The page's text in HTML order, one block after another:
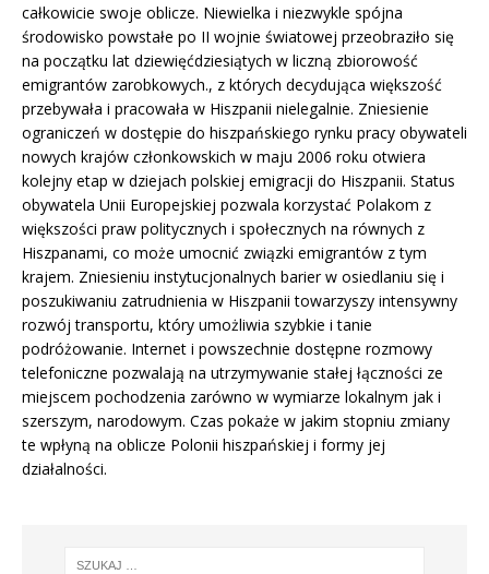
całkowicie swoje oblicze. Niewielka i niezwykle spójna
środowisko powstałe po II wojnie światowej przeobraziło się
na początku lat dziewięćdziesiątych w liczną zbiorowość
emigrantów zarobkowych., z których decydująca większość
przebywała i pracowała w Hiszpanii nielegalnie. Zniesienie
ograniczeń w dostępie do hiszpańskiego rynku pracy obywateli
nowych krajów członkowskich w maju 2006 roku otwiera
kolejny etap w dziejach polskiej emigracji do Hiszpanii. Status
obywatela Unii Europejskiej pozwala korzystać Polakom z
większości praw politycznych i społecznych na równych z
Hiszpanami, co może umocnić związki emigrantów z tym
krajem. Zniesieniu instytucjonalnych barier w osiedlaniu się i
poszukiwaniu zatrudnienia w Hiszpanii towarzyszy intensywny
rozwój transportu, który umożliwia szybkie i tanie
podróżowanie. Internet i powszechnie dostępne rozmowy
telefoniczne pozwalają na utrzymywanie stałej łączności ze
miejscem pochodzenia zarówno w wymiarze lokalnym jak i
szerszym, narodowym. Czas pokaże w jakim stopniu zmiany
te wpłyną na oblicze Polonii hiszpańskiej i formy jej
działalności.